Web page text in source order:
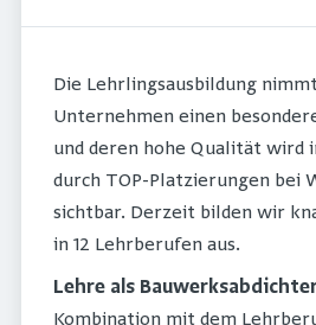
Die Lehrlingsausbildung
Unternehmen einen
und deren hohe Qualität wird
durch TOP-Platzierungen bei
sichtbar. Derzeit bilden wir
in 12 Lehrberufen aus.
Lehre als
Kombination mit dem